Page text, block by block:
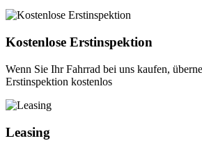
Kostenlose Erstinspektion
Wenn Sie Ihr Fahrrad bei uns kaufen,
Erstinspektion kostenlos
Leasing